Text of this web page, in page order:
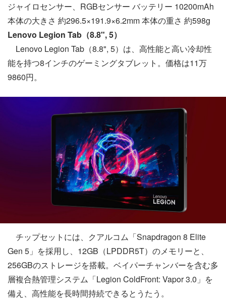
ジャイロセンサー、RGBセンサー バッテリー 10200mAh
本体の大きさ 約296.5×191.9×6.2mm 本体の重さ 約598g
Lenovo Legion Tab（8.8", 5）
Lenovo Legion Tab（8.8", 5）は、高性能と高い冷却性
能を持つ8インチのゲーミングタブレット。価格は11万
9860円。
チップセットには、クアルコム「Snapdragon 8 Elite
Gen 5」を採用し、12GB（LPDDR5T）のメモリーと、
256GBのストレージを搭載。ベイパーチャンバーを含む多
層複合熱管理システム「Legion ColdFront: Vapor 3.0」を
備え、高性能を長時間持続できるとうたう。